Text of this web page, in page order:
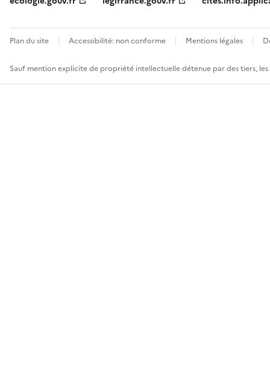
Plan du site Accessibilité: non conforme Mentions légales
Sauf mention explicite de propriété intellectuelle détenue par des tiers,